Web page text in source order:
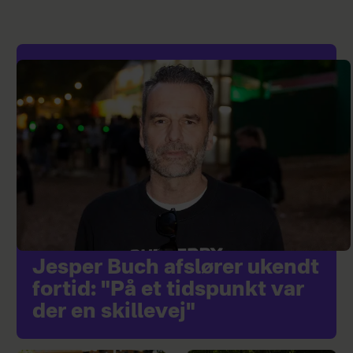
Jesper Buch afslører ukendt
fortid: "På et tidspunkt var
der en skillevej"